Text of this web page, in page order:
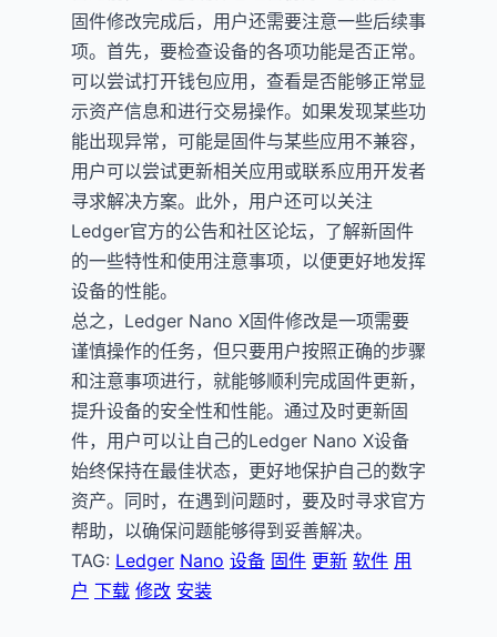
固件修改完成后，用户还需要注意一些后续事
项。首先，要检查设备的各项功能是否正常。
可以尝试打开钱包应用，查看是否能够正常显
示资产信息和进行交易操作。如果发现某些功
能出现异常，可能是固件与某些应用不兼容，
用户可以尝试更新相关应用或联系应用开发者
寻求解决方案。此外，用户还可以关注
Ledger官方的公告和社区论坛，了解新固件
的一些特性和使用注意事项，以便更好地发挥
设备的性能。
总之，Ledger Nano X固件修改是一项需要
谨慎操作的任务，但只要用户按照正确的步骤
和注意事项进行，就能够顺利完成固件更新，
提升设备的安全性和性能。通过及时更新固
件，用户可以让自己的Ledger Nano X设备
始终保持在最佳状态，更好地保护自己的数字
资产。同时，在遇到问题时，要及时寻求官方
帮助，以确保问题能够得到妥善解决。
TAG: Ledger Nano 设备 固件 更新 软件 用
户 下载 修改 安装